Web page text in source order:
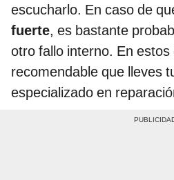
escucharlo. En caso de
fuerte, es bastante
otro fallo interno. En
recomendable que lleves
especializado en